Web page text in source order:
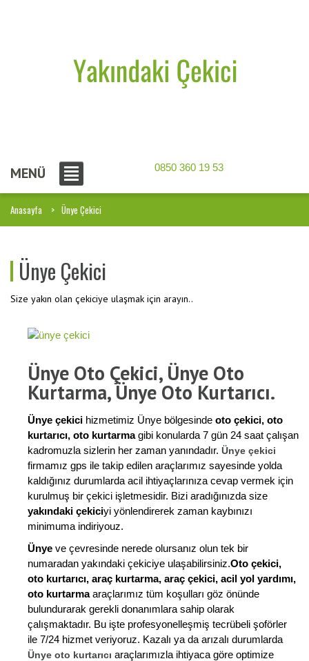
MENÜ 0850 360 19 53
Anasayfa Ünye Çekici
Ünye Çekici
Size yakın olan çekiciye ulaşmak için arayın..
Ünye Oto Çekici, Ünye Oto
Kurtarma, Ünye Oto Kurtarıcı.
Ünye çekici hizmetimiz Ünye bölgesinde oto çekici, oto
kurtarıcı, oto kurtarmagibi konularda 7 gün 24 saat çalışan
kadromuzla sizlerin her zaman yanındadır. Ünye çekici
firmamız gps ile takip edilen araçlarımız sayesinde yolda
kaldığınız durumlarda acil ihtiyaçlarınıza cevap vermek için
kurulmuş bir çekici işletmesidir. Bizi aradığınızda size
yakındaki çekiciyi yönlendirerek zaman kaybınızı
minimuma indiriyouz.
Ünye ve çevresinde nerede olursanız olun tek bir
numaradan yakındaki çekiciye ulaşabilirsiniz.Oto çekici,
oto kurtarıcı, araç kurtarma, araç çekici, acil yol yardımı,
oto kurtarmaaraçlarımız tüm koşulları göz önünde
bulundurarak gerekli donanımlara sahip olarak
çalışmaktadır. Bu işte profesyonelleşmiş tecrübeli şoförler
ile 7/24 hizmet veriyoruz. Kazalı ya da arızalı durumlarda
Ünye oto kurtarıcı araçlarımızla ihtiyaca göre optimize